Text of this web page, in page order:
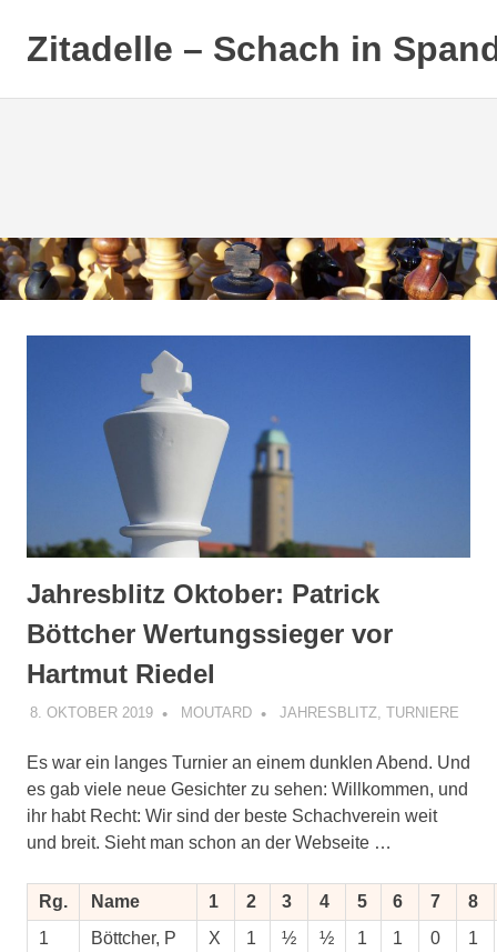
Zum
Inhalt
springen
Zitadelle – Schach in
Jahresblitz Oktober: Patrick
Böttcher Wertungssieger vor
Hartmut Riedel
8. OKTOBER 2019 MOUTARD JAHRESBLITZ TURNIERE
Es war ein langes Turnier an einem dunklen Abend. Und
es gab viele neue Gesichter zu sehen: Willkommen, und
ihr habt Recht: Wir sind der beste Schachverein weit
und breit. Sieht man schon an der Webseite …
Rg. Name 1 2 3 4 5 6 7
8
1
Böttcher, P X 1 ½ ½ 1 1 0
1